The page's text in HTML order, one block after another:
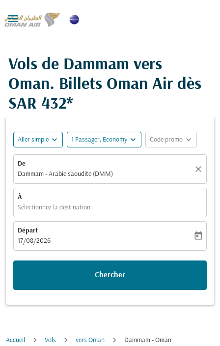

Vols de Dammam vers
Oman. Billets Oman Air dès
SAR 432*
Aller simple expand_more 1 Passager, Economy expand_more Code promo expand_more
De
Dammam - Arabie saoudite (DMM)
close
À
Sélectionnez la destination
Départ
fc-booking-departure-date-aria-label
17/08/2026
today
Chercher
Accueil Vols vers Oman Dammam - Oman